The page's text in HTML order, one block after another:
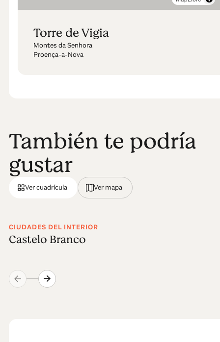
Torre de Vigia
Montes da Senhora
Proença-a-Nova
También te podría
gustar
Ver cuadrícula Ver mapa
CIUDADES DEL INTERIOR
Castelo Branco